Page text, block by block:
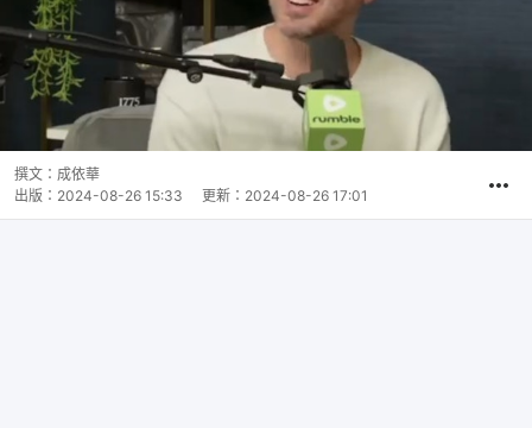
撰文： 成依華
出版： 2024-08-26 15:33 更新： 2024-08-26 17:01